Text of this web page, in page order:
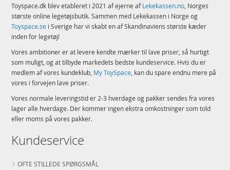
Toyspace.dk blev etableret i 2021 af ejerne afLekekassen.no, Norges
største online legetøjsbutik. Sammen med Lekekassen i Norge og
Toyspace.se i Sverige har vi skabt en af Skandinaviens største kæder
inden for legetøj!
Vores ambitioner er at levere kendte mærker til lave priser, så hurtigt
som muligt, og at tilbyde markedets bedste kundeservice. Hvis du er
medlem af vores kundeklub, My ToySpace, kan du spare endnu mere på
vores i forvejen lave priser.
Vores normale leveringstid er 2-3 hverdage og pakker sendes fra vores
lager alle hverdage. Der kommer ingen ekstra omkostninger som told
eller moms på vores pakker.
Kundeservice
OFTE STILLEDE SPØRGSMÅL